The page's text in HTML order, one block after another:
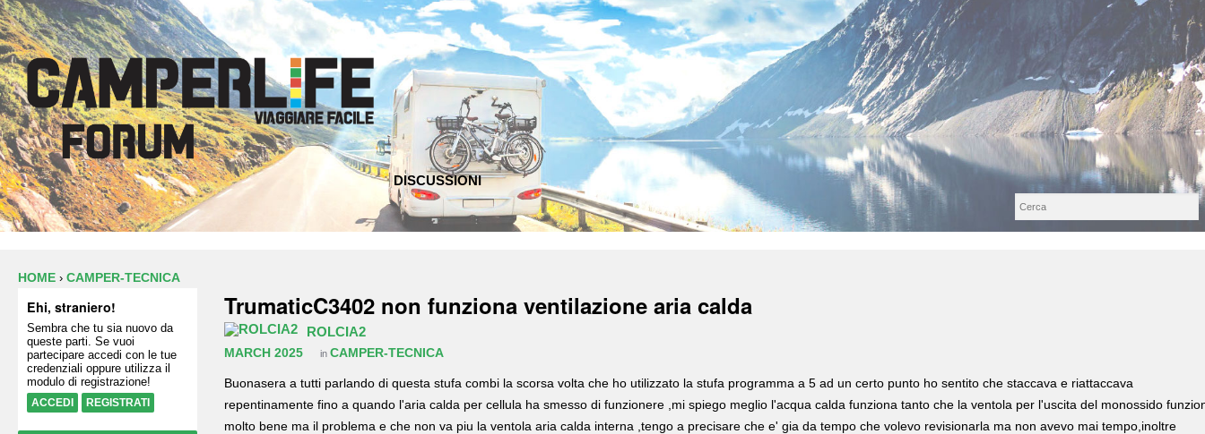
DISCUSSIONI
HOME › CAMPER-TECNICA
Ehi, straniero!
Sembra che tu sia nuovo da
queste parti. Se vuoi
partecipare accedi con le tue
credenziali oppure utilizza il
modulo di registrazione!
ACCEDI REGISTRATI
TrumaticC3402 non funziona ventilazione aria calda
ROLCIA2
MARCH 2025 in CAMPER-TECNICA
Buonasera a tutti parlando di questa stufa combi la scorsa volta che ho utilizzato la stufa programma a 5 ad un certo punto ho sentito che staccava e riattaccava
repentinamente fino a quando l'aria calda per cellula ha smesso di funzionere ,mi spiego meglio l'acqua calda funziona tanto che la ventola per l'uscita del monossido
molto bene ma il problema e che non va piu la ventola aria calda interna ,tengo a precisare che e' gia da tempo che volevo revisionarla ma non avevo mai tempo,inoltre